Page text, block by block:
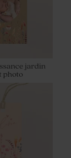
jardin
photo